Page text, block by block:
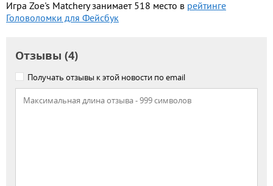
Игра Zoe's Matchery занимает 518 место в рейтинге
Головоломки для Фейсбук
Отзывы (4)
Получать отзывы к этой новости по email